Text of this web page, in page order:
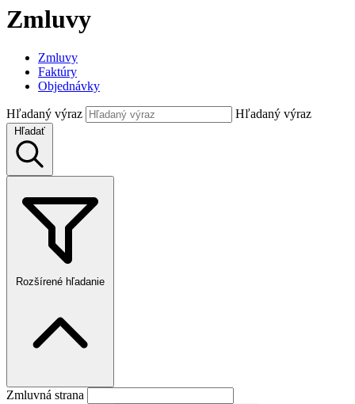
Zmluvy
Zmluvy
Faktúry
Objednávky
Hľadaný výraz Hľadaný výraz
Hľadať
Rozšírené hľadanie
Zmluvná strana